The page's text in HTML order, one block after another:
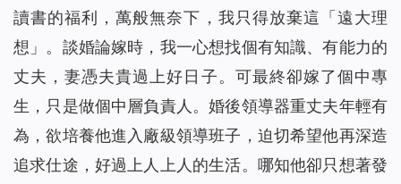
讀書的福利，萬般無奈下，我只得放棄這「遠大理
想」。談婚論嫁時，我一心想找個有知識、有能力的
丈夫，妻憑夫貴過上好日子。可最終卻嫁了個中專
生，只是做個中層負責人。婚後領導器重丈夫年輕有
為，欲培養他進入廠級領導班子，迫切希望他再深造
追求仕途，好過上人上人的生活。哪知他卻只想著發